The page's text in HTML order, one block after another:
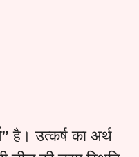
है। उत्कर्ष का अर्थ